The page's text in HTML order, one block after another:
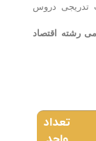
۴ سال به صورت تدریجی دروس
رشته اقتصاد
تعداد